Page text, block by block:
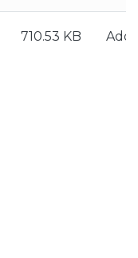
710.53 KB